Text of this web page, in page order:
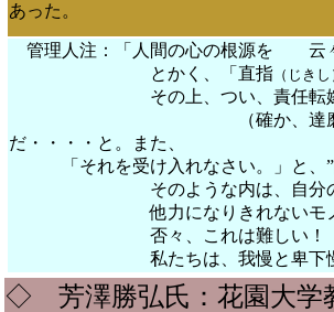
あった。
管理人注：「人間の心の根源を 云
とかく、「直指 （じきし
その上、つい、責任転嫁して逃れ
（確か、達磨大師は、それを諫
だ・・・・と。また、
「それを受け入れなさい。」と、
そのような内は、自分の中に確
他力になりきれないモノである
否々、これは難しい！
私たちは、我慢と卑下慢の両極端
◇ 芳澤勝弘氏：花園大学